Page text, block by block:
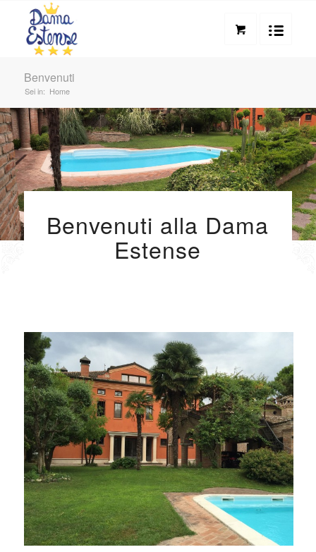
Benvenuti
Sei in: Home
Benvenuti alla Dama
Estense